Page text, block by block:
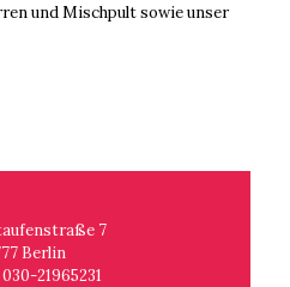
und Mischpult sowie unser
7
Berlin
21965231